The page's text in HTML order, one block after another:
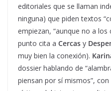
editoriales que se llaman
ninguna) que piden textos
empiezan, “aunque no a los
punto cita a Cercas y
muy bien la conexión).
dossier hablando de
piensan por sí mismos”,